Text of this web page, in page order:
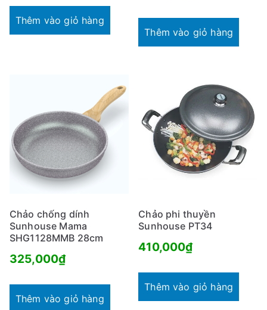
Thêm vào giỏ hàng
Thêm vào giỏ hàng
Chảo chống dính
Sunhouse Mama
SHG1128MMB 28cm
325,000₫
Thêm vào giỏ hàng
Chảo phi thuyền
Sunhouse PT34
410,000₫
Thêm vào giỏ hàng